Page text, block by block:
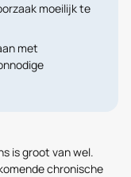
moeilijk te
met
is groot van wel.
chronische